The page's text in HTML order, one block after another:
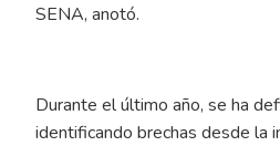
SENA, anotó.
Durante el último año, se ha
identificando brechas desde la